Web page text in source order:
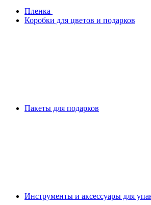
Плeнка
Коробки для цветов и подарков
Пакеты для подарков
Инструменты и аксессуары для